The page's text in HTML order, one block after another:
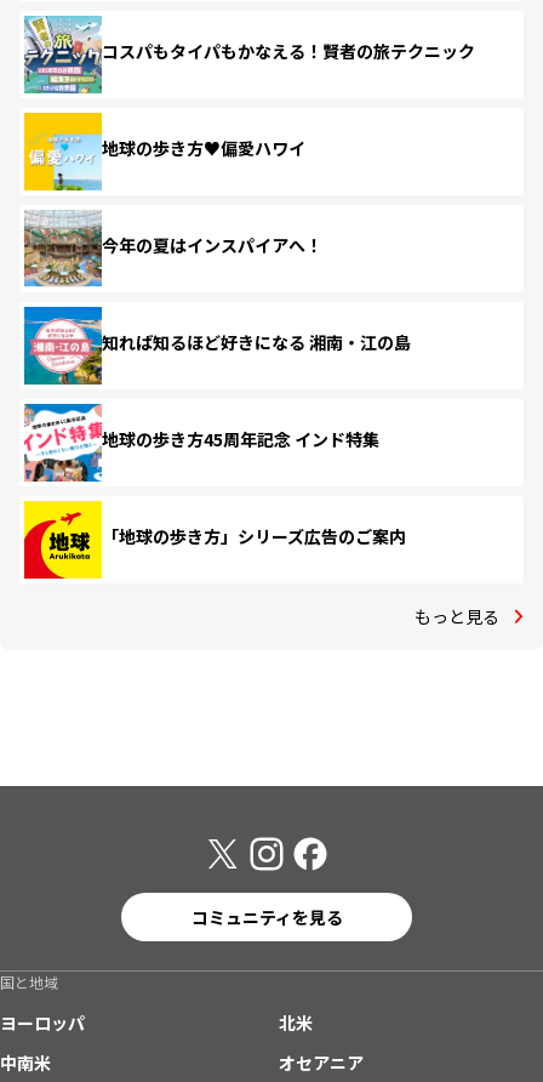
コスパもタイパもかなえる！賢者の旅テクニック
地球の歩き方♥偏愛ハワイ
今年の夏はインスパイアへ！
知れば知るほど好きになる 湘南・江の島
地球の歩き方45周年記念 インド特集
「地球の歩き方」シリーズ広告のご案内
もっと見る
コミュニティを見る
国と地域
ヨーロッパ
北米
中南米
オセアニア